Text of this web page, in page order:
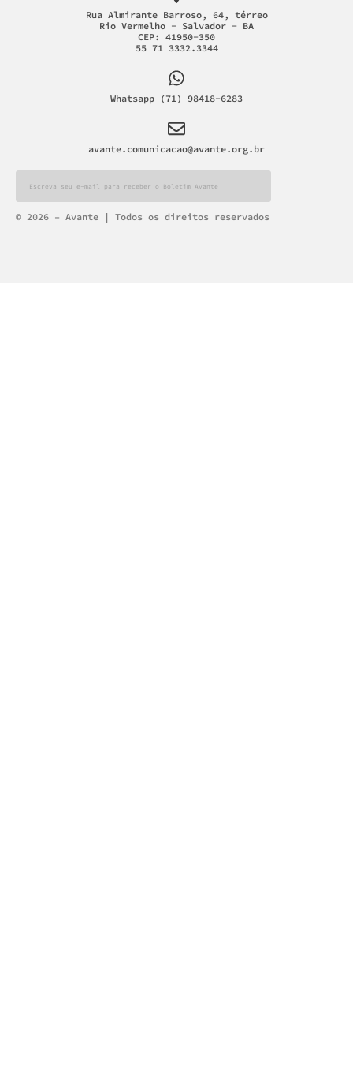
Rua Almirante Barroso, 64, térreo
Rio Vermelho - Salvador - BA
CEP: 41950-350
55 71 3332.3344
Whatsapp (71) 98418-6283
avante.comunicacao@avante.org.br
Alternative:
© 2026 – Avante | Todos os direitos reservados